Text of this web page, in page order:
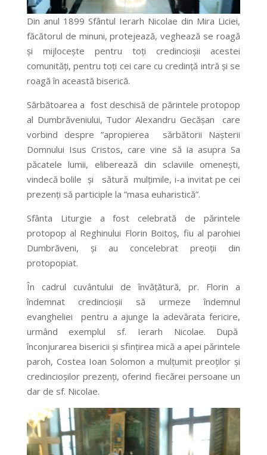
Din anul 1899 Sfântul Ierarh Nicolae din Mira Liciei,
făcătorul de minuni, protejează, veghează se roagă
și mijlocește pentru toți credincioșii acestei
comunități, pentru toți cei care cu credință intră și se
roagă în această biserică.
Sărbătoarea a fost deschisă de părintele protopop
al Dumbrăveniului, Tudor Alexandru Gecășan care
vorbind despre ”apropierea sărbătorii Nașterii
Domnului Isus Cristos, care vine să ia asupra Sa
păcatele lumii, eliberează din sclaviile omenești,
vindecă bolile și sătură mulțimile, i-a invitat pe cei
prezenți să participle la ”masa euharistică”.
Sfânta Liturgie a fost celebrată de părintele
protopop al Reghinului Florin Boitoș, fiu al parohiei
Dumbrăveni, și au concelebrat preoții din
protopopiat.
În cadrul cuvântului de învățătură, pr. Florin a
îndemnat credincioșii să urmeze îndemnul
evangheliei pentru a ajunge la adevărata fericire,
urmând exemplul sf. Ierarh Nicolae. După
înconjurarea bisericii și sfințirea mică a apei părintele
paroh, Costea Ioan Solomon a mulțumit preoților și
credincioșilor prezenți, oferind fiecărei persoane un
dar de sf. Nicolae.